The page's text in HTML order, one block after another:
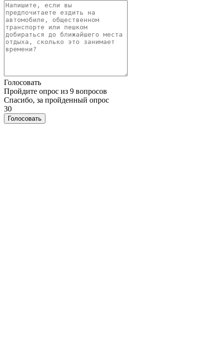
Голосовать
Пройдите опрос из 9 вопросов
Спасибо, за пройденный опрос
30